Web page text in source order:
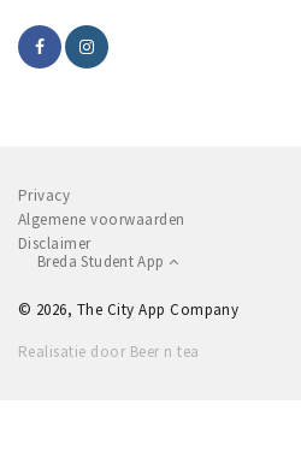
Privacy
Algemene voorwaarden
Disclaimer
Breda Student App
© 2026, The City App Company
Realisatie door Beer n tea